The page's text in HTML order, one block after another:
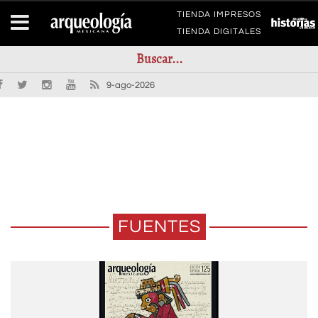
TIENDA IMPRESOS
TIENDA DIGITALES
9-ago-2026
FUENTES